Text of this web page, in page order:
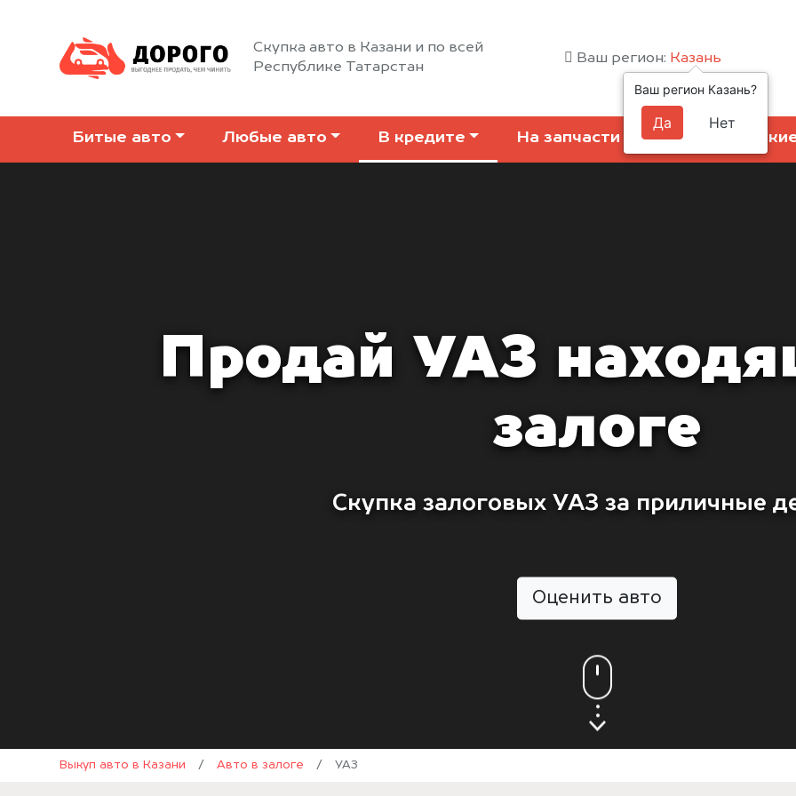
Скупка авто в Казани и по всей
Республике Татарстан
Ваш регион: Казань
Битые авто Любые авто В кредите На запчасти
Продай УАЗ
залоге
Скупка залоговых УАЗ за приличные
Оценить авто
Выкуп авто в Казани / Авто в залоге / УАЗ
Ваш регион Казань?
Да Нет